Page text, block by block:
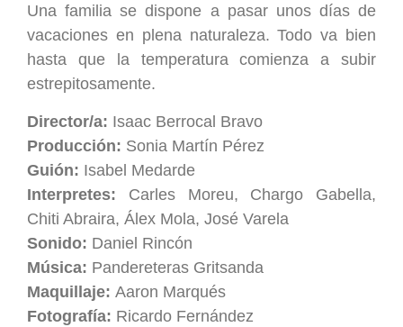
Una familia se dispone a pasar unos días de
vacaciones en plena naturaleza. Todo va bien
hasta que la temperatura comienza a subir
estrepitosamente.
Director/a: Isaac Berrocal Bravo
Producción: Sonia Martín Pérez
Guión: Isabel Medarde
Interpretes: Carles Moreu, Chargo Gabella,
Chiti Abraira, Álex Mola, José Varela
Sonido: Daniel Rincón
Música: Pandereteras Gritsanda
Maquillaje: Aaron Marqués
Fotografía: Ricardo Fernández